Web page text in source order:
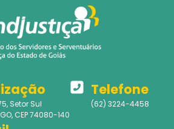
Setor Sul
CEP 74080-140
Telefone
(62) 3224-4458